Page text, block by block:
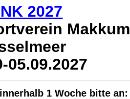
2027
Makkum
05.09.2027
1 Woche bitte an: